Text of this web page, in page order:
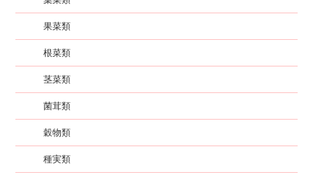
果菜類
根菜類
茎菜類
菌茸類
穀物類
種実類